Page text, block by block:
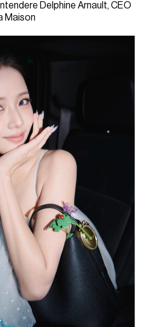
Delphine Arnault, CEO
Maison